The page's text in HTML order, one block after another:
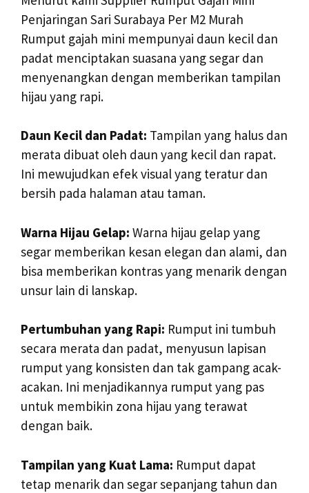
Penjaringan Sari Surabaya Per M2 Murah
Rumput gajah mini mempunyai daun kecil dan
padat menciptakan suasana yang segar dan
menyenangkan dengan memberikan tampilan
hijau yang rapi.
Daun Kecil dan Padat: Tampilan yang halus dan
merata dibuat oleh daun yang kecil dan rapat.
Ini mewujudkan efek visual yang teratur dan
bersih pada halaman atau taman.
Warna Hijau Gelap: Warna hijau gelap yang
segar memberikan kesan elegan dan alami, dan
bisa memberikan kontras yang menarik dengan
unsur lain di lanskap.
Pertumbuhan yang Rapi: Rumput ini tumbuh
secara merata dan padat, menyusun lapisan
rumput yang konsisten dan tak gampang acak-
acakan. Ini menjadikannya rumput yang pas
untuk membikin zona hijau yang terawat
dengan baik.
Tampilan yang Kuat Lama: Rumput dapat
tetap menarik dan segar sepanjang tahun dan